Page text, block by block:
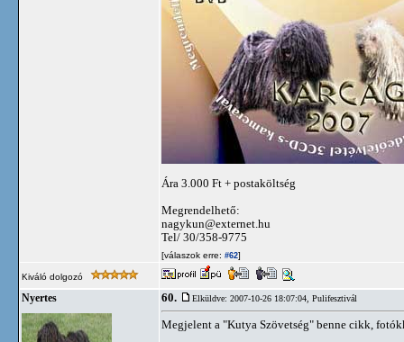
Ára 3.000 Ft + postaköltség
Megrendelhető:
nagykun@externet.hu
Tel/ 30/358-9775
[válaszok erre: #62]
Kiváló dolgozó
Nyertes 60. Elküldve: 2007-10-26 18:07:04, Pulifesztivál
Megjelent a "Kutya Szövetség" benne cikk,